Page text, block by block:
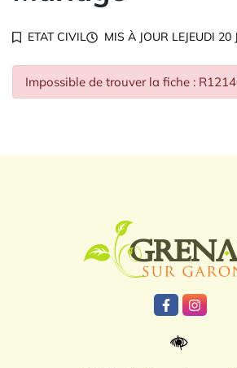
ETAT CIVIL MIS À JOUR LEJEUDI 20
Impossible de trouver la fiche :
Lien vers le
Lien